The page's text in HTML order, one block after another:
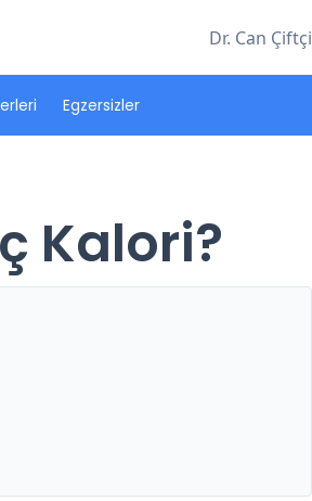
Dr. Can Çiftçi
Egzersizler
Kalori?